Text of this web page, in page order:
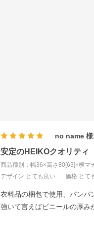
安定のHEIKOクオリティ
商品種別：幅36×高さ80[63]×横マ
デザイン:とても良い 価格:とて
no name
衣料品の梱包で使用、パンパ
強いて言えばビニールの厚み